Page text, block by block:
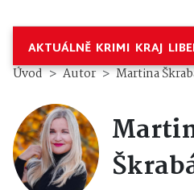
AKTUÁLNĚ KRIMI KRAJ
Úvod Autor Martina